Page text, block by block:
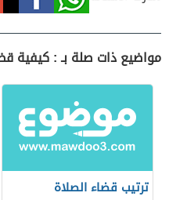
مواضيع ذات صلة بـ : كيفية
ترتيب قضاء الصلاة